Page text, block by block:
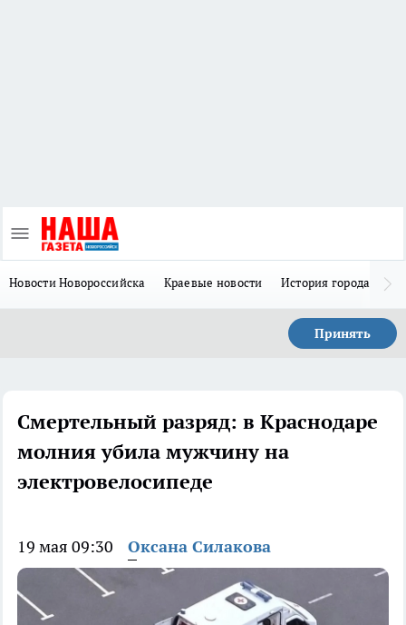
Новости Новороссийска Краевые новости История города Н
Принять
Смертельный разряд: в Краснодаре
молния убила мужчину на
электровелосипеде
19 мая 09:30 Оксана Силакова